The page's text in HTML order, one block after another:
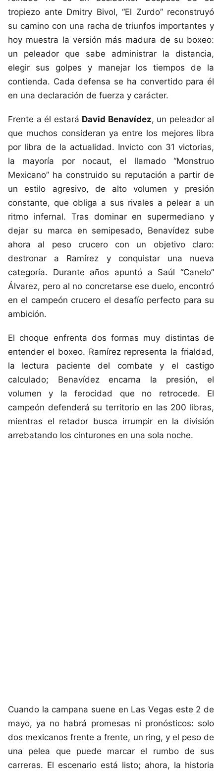
tropiezo ante Dmitry Bivol, “El Zurdo” reconstruyó
su camino con una racha de triunfos importantes y
hoy muestra la versión más madura de su boxeo:
un peleador que sabe administrar la distancia,
elegir sus golpes y manejar los tiempos de la
contienda. Cada defensa se ha convertido para él
en una declaración de fuerza y carácter.
Frente a él estará David Benavídez, un peleador al
que muchos consideran ya entre los mejores libra
por libra de la actualidad. Invicto con 31 victorias,
la mayoría por nocaut, el llamado “Monstruo
Mexicano” ha construido su reputación a partir de
un estilo agresivo, de alto volumen y presión
constante, que obliga a sus rivales a pelear a un
ritmo infernal. Tras dominar en supermediano y
dejar su marca en semipesado, Benavídez sube
ahora al peso crucero con un objetivo claro:
destronar a Ramírez y conquistar una nueva
categoría. Durante años apuntó a Saúl “Canelo”
Álvarez, pero al no concretarse ese duelo, encontró
en el campeón crucero el desafío perfecto para su
ambición.
El choque enfrenta dos formas muy distintas de
entender el boxeo. Ramírez representa la frialdad,
la lectura paciente del combate y el castigo
calculado; Benavídez encarna la presión, el
volumen y la ferocidad que no retrocede. El
campeón defenderá su territorio en las 200 libras,
mientras el retador busca irrumpir en la división
arrebatando los cinturones en una sola noche.
Cuando la campana suene en Las Vegas este 2 de
mayo, ya no habrá promesas ni pronósticos: solo
dos mexicanos frente a frente, un ring, y el peso de
una pelea que puede marcar el rumbo de sus
carreras. El escenario está listo; ahora, la historia